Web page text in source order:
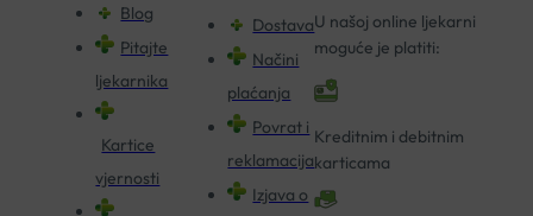
Blog
Pitajte
ljekarnika
Kartice
vjernosti
Dostava
Načini
plaćanja
Povrat i
reklamacija
Izjava o
U našoj online ljekarni
moguće je platiti:
Kreditnim i debitnim
karticama